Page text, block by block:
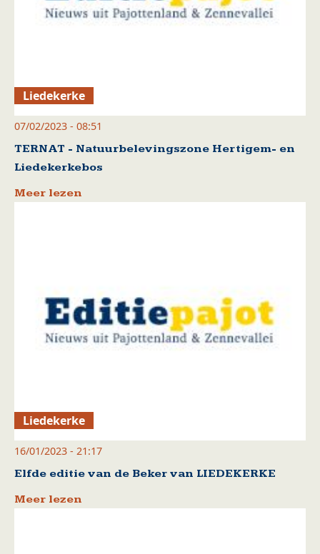
Liedekerke
07/02/2023 - 08:51
TERNAT - Natuurbelevingszone Hertigem- en
Liedekerkebos
Meer lezen
Liedekerke
16/01/2023 - 21:17
Elfde editie van de Beker van LIEDEKERKE
Meer lezen